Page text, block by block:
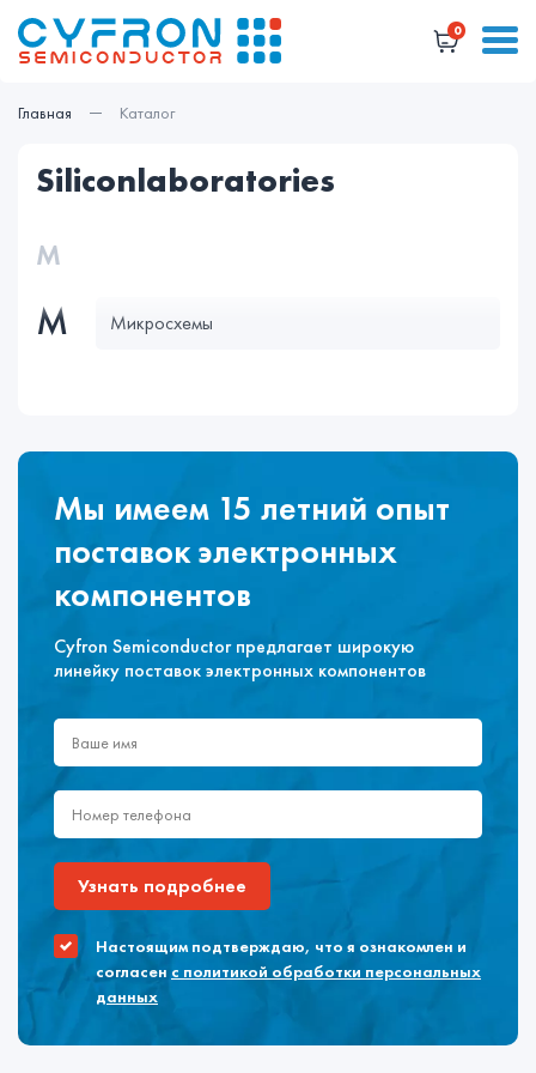
0
Главная Каталог
siliconlaboratories
М
М Микросхемы
Мы имеем 15 летний опыт
поставок электронных
компонентов
Cyfron Semiconductor предлагает широкую
линейку поставок электронных компонентов
Узнать подробнее
Настоящим подтверждаю, что я ознакомлен и
согласен с политикой обработки персональных
данных